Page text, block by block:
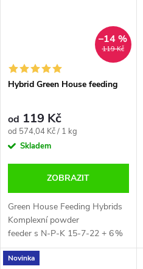
119 Kč
–14 %
Hybrid Green House feeding
od 119 Kč
Měrná
cena:
od 574,04 Kč / 1 kg
Skladem
ZOBRAZIT
Green House Feeding Hybrids
Komplexní powder
feeder s N‑P‑K 15‑7‑22 + 6 %
MgO, navržený pro hybridní
odrůdy (8–10 týdnů kvetení).
Novinka